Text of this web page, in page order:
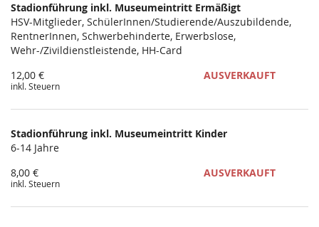
Stadionführung inkl. Museumeintritt Ermäßigt
HSV-Mitglieder, SchülerInnen/Studierende/Auszubildende,
RentnerInnen, Schwerbehinderte, Erwerbslose,
Wehr-/Zivildienstleistende, HH-Card
12,00 €
inkl. Steuern
AUSVERKAUFT
Stadionführung inkl. Museumeintritt Kinder
6-14 Jahre
8,00 €
inkl. Steuern
AUSVERKAUFT